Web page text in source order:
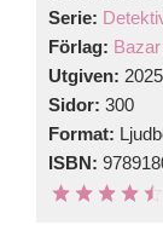
Serie:
Förlag:
Utgiven: 2025
Sidor: 300
Format:
ISBN: